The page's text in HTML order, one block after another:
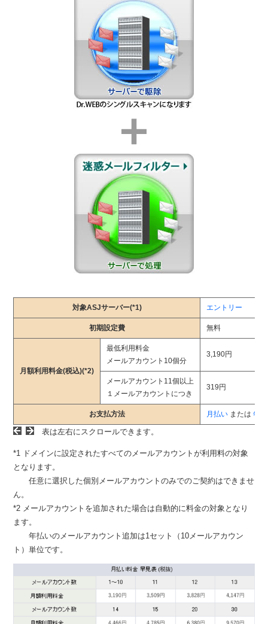
対象ASJサーバー(*1) エントリー
初期設定費 無料
月額利用料金(税込)(*2)
最低利用料金
メールアカウント10個分
3,190円
メールアカウント11個以上
１メールアカウントにつき
319円
お支払方法 月払い または年
表は左右にスクロールできます。
*1 ドメインに設定されたすべてのメールアカウントが利用料の対象
となります。
任意に選択した個別メールアカウントのみでのご契約はできませ
ん。
*2 メールアカウントを追加された場合は自動的に料金の対象となり
ます。
年払いのメールアカウント追加は1セット（10メールアカウン
ト）単位です。